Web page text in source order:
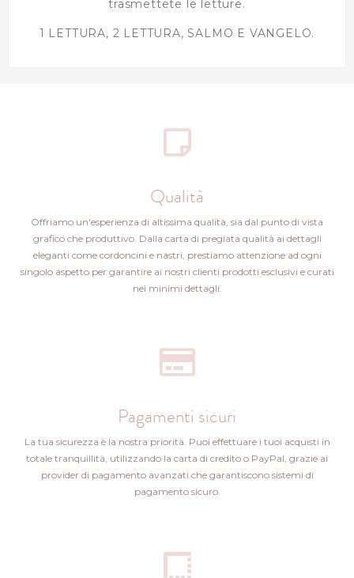
trasmettete le letture.
1 LETTURA, 2 LETTURA, SALMO E VANGELO.
Qualità
Offriamo un'esperienza di altissima qualità, sia dal punto di vista
grafico che produttivo. Dalla carta di pregiata qualità ai dettagli
eleganti come cordoncini e nastri, prestiamo attenzione ad ogni
singolo aspetto per garantire ai nostri clienti prodotti esclusivi e curati
nei minimi dettagli.
Pagamenti sicuri
La tua sicurezza è la nostra priorità. Puoi effettuare i tuoi acquisti in
totale tranquillità, utilizzando la carta di credito o PayPal, grazie ai
provider di pagamento avanzati che garantiscono sistemi di
pagamento sicuro.